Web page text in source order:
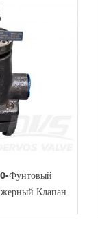
Фунтовый
Клапан